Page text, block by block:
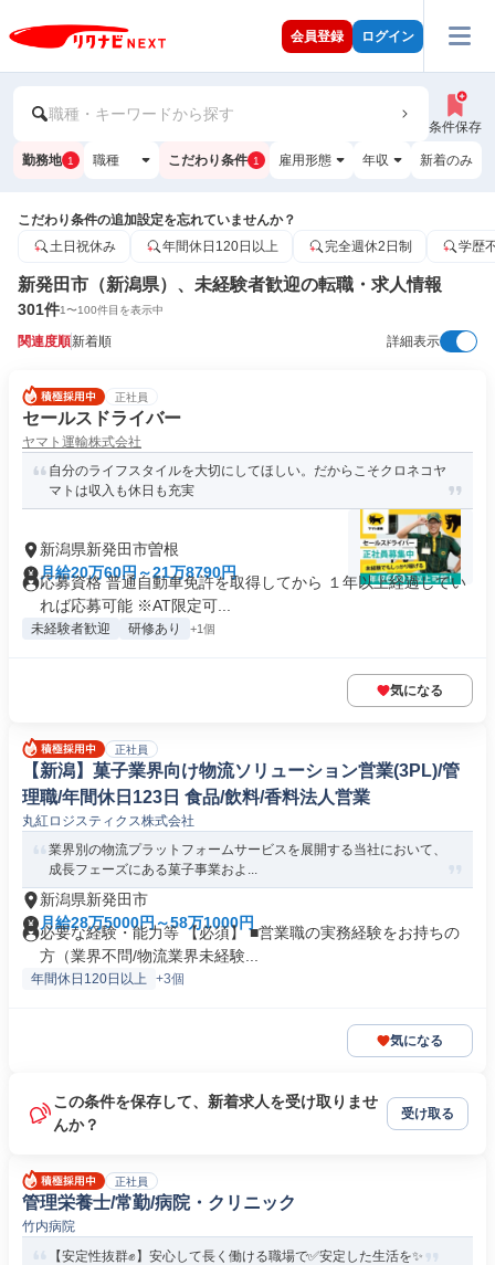
会員登録 ログイン
職種・キーワードから探す
条件保存
勤務地 1 職種 こだわり条件 1 雇用形態 年収 新着のみ
こだわり条件の追加設定を忘れていませんか？
土日祝休み
年間休日120日以上 完全週休2日制 学歴
新発田市（新潟県）、未経験者歓迎の転職・求人情報
301件1〜100件目を表示中
関連度順新着順 詳細表示
正社員
セールスドライバー
ヤマト運輸株式会社
自分のライフスタイルを大切にしてほしい。だからこそクロネコヤ
マトは収入も休日も充実
新潟県新発田市曽根
月給20万60円～21万8790円
応募資格 普通自動車免許を取得してから １年以上経過してい
れば応募可能 ※AT限定可...
未経験者歓迎 研修あり +1個
気になる
正社員
【新潟】菓子業界向け物流ソリューション営業(3PL)/管
理職/年間休日123日 食品/飲料/香料法人営業
丸紅ロジスティクス株式会社
業界別の物流プラットフォームサービスを展開する当社において、
成長フェーズにある菓子事業およ...
新潟県新発田市
月給28万5000円～58万1000円
必要な経験・能力等 【必須】 ■営業職の実務経験をお持ちの
方（業界不問/物流業界未経験...
年間休日120日以上 +3個
気になる
この条件を保存して、新着求人を受け取りませ
んか？
受け取る
正社員
管理栄養士/常勤/病院・クリニック
竹内病院
【安定性抜群✊️】安心して長く働ける職場で✅️安定した生活を✨